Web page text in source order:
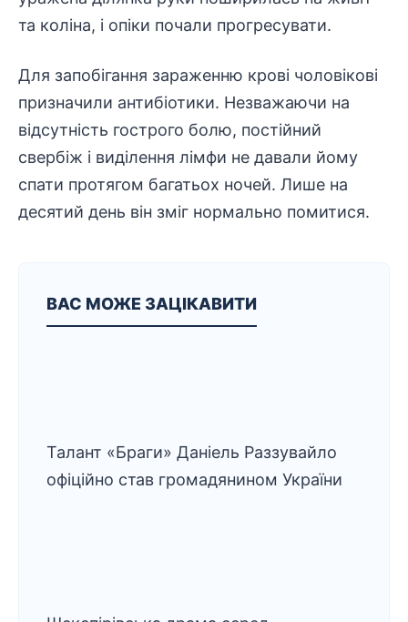
та коліна, і опіки почали прогресувати.
Для запобігання зараженню крові чоловікові
призначили антибіотики. Незважаючи на
відсутність гострого болю, постійний
свербіж і виділення лімфи не давали йому
спати протягом багатьох ночей. Лише на
десятий день він зміг нормально помитися.
ВАС МОЖЕ ЗАЦІКАВИТИ
Талант «Браги» Даніель Раззувайло
офіційно став громадянином України